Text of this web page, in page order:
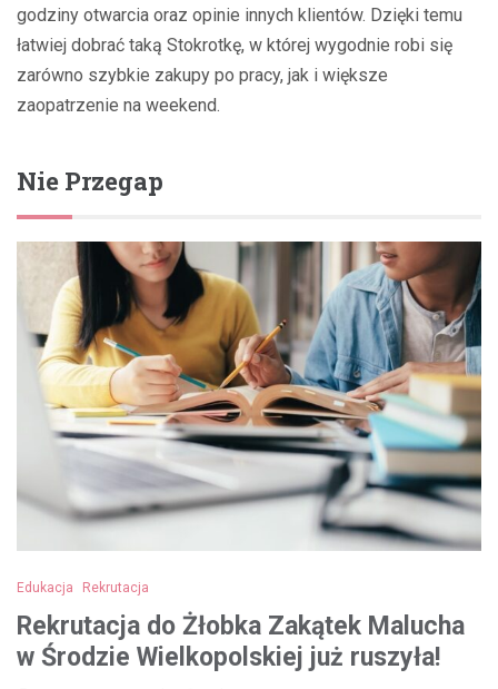
godziny otwarcia oraz opinie innych klientów. Dzięki temu
łatwiej dobrać taką Stokrotkę, w której wygodnie robi się
zarówno szybkie zakupy po pracy, jak i większe
zaopatrzenie na weekend.
Nie Przegap
Edukacja Rekrutacja
Rekrutacja do Żłobka Zakątek Malucha
w Środzie Wielkopolskiej już ruszyła!